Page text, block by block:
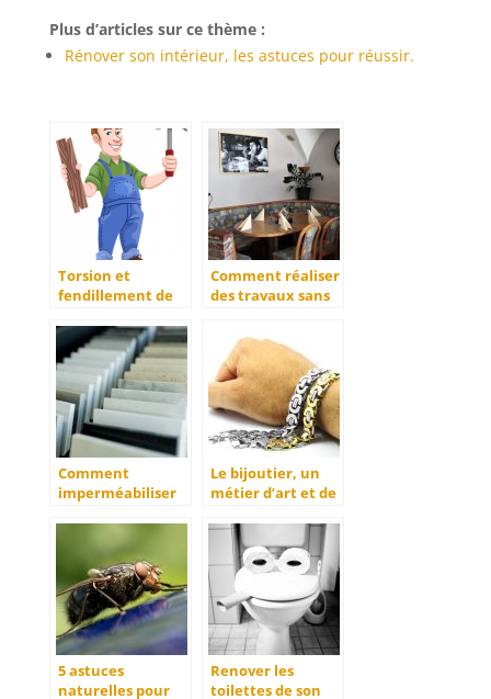
Plus d’articles sur ce thème :
Rénover son intérieur, les astuces pour réussir.
Torsion et
fendillement de
de choix à
prendre en
compte!
Comment réaliser
des travaux sans
Comment
imperméabiliser
Le bijoutier, un
métier d’art et de
5 astuces
naturelles pour
Renover les
toilettes de son